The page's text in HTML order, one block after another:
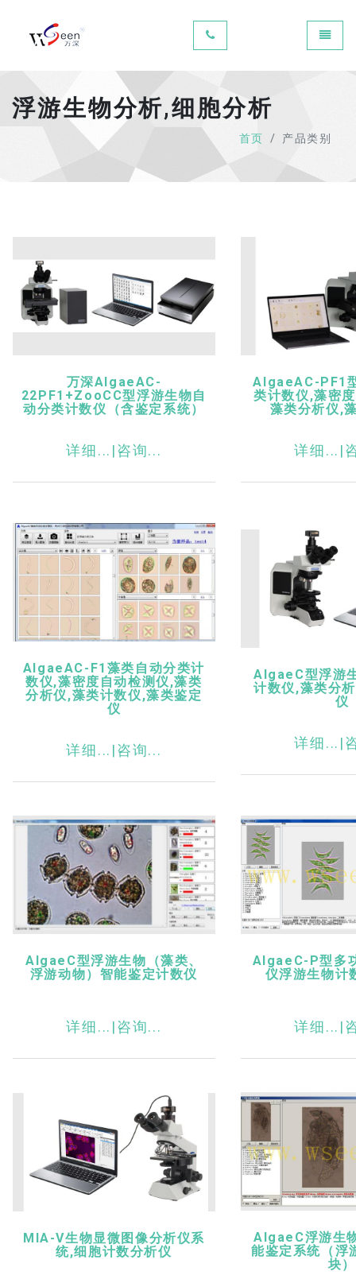
Universal - go to homepage
浮游生物分析,细胞分析
首页 产品类别
万深AlgaeAC-
22PF1+ZooCC型浮游生物自
动分类计数仪（含鉴定系统）
详细...| 咨询...
AlgaeAC-PF1
类计数仪,藻密
藻类分析仪,
详细...|
AlgaeAC-F1藻类自动分类计
数仪,藻密度自动检测仪,藻类
分析仪,藻类计数仪,藻类鉴定
仪
详细...| 咨询...
AlgaeC型浮游
计数仪,藻类分
仪
详细...|
AlgaeC型浮游生物（藻类、
浮游动物）智能鉴定计数仪
详细...| 咨询...
AlgaeC-P型多
仪浮游生物计
详细...|
MIA-V生物显微图像分析仪系
统,细胞计数分析仪
AlgaeC浮游生
能鉴定系统（浮
块）